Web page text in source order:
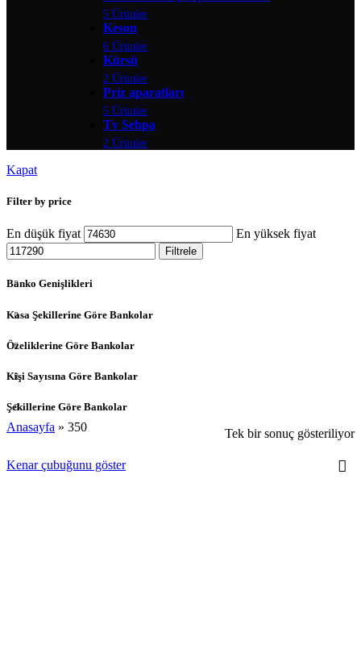
5 Ürünler
Keson
6 Ürünler
Kürsü
2 Ürünler
Priz aparatları
5 Ürünler
Tv Sehpa
2 Ürünler
Kapat
Filter by price
En düşük fiyat En yüksek fiyat
Filtrele
Banko Genişlikleri
Kasa Şekillerine Göre Bankolar
Özeliklerine Göre Bankolar
Kişi Sayısına Göre Bankolar
Şekillerine Göre Bankolar
Anasayfa » 350 Tek bir sonuç gösteriliyor
Kenar çubuğunu göster